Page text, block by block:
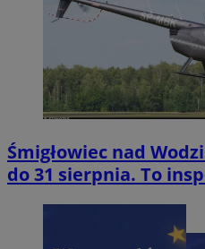
Śmigłowiec nad
do 31 sierpnia. To